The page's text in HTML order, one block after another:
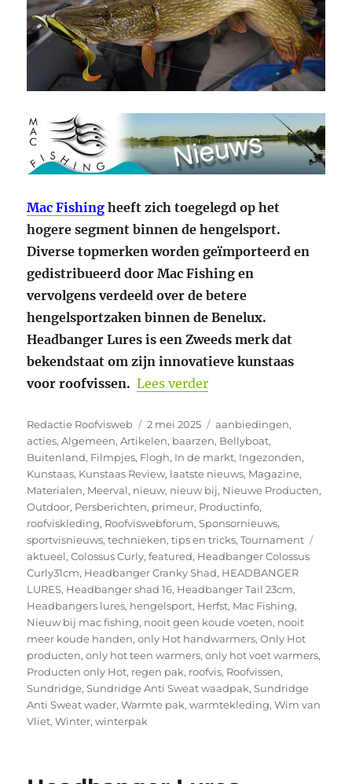
Mac Fishing heeft zich toegelegd op het
hogere segment binnen de hengelsport.
Diverse topmerken worden geïmporteerd en
gedistribueerd door Mac Fishing en
vervolgens verdeeld over de betere
hengelsportzaken binnen de Benelux.
Headbanger Lures is een Zweeds merk dat
bekendstaat om zijn innovatieve kunstaas
voor roofvissen. Lees verder“Headbanger Lures
Auteur
Redactie Roofvisweb
Geplaatst
op
2 mei 2025 Categorieën
aanbiedingen,
acties,Algemeen,Artikelen, baarzen, Bellyboat,
Buitenland, Filmpjes, Flogh, In de markt, Ingezonden,
Kunstaas, Kunstaas Review, laatste nieuws, Magazine,
Materialen, Meerval, nieuw, nieuw bij, Nieuwe Producten,
Outdoor, Persberichten, primeur, Productinfo,
roofviskleding, Roofviswebforum,Sponsornieuws,
sportvisnieuws,technieken,tips en tricks,Tournament
aktueel,Colossus Curly,featured, Headbanger Colossus
Curly31cm, Headbanger Cranky Shad, HEADBANGER
LURES, Headbanger shad 16, Headbanger Tail 23cm,
Headbangers lures, hengelsport, Herfst, Mac Fishing,
Nieuw bij mac fishing, nooit geen koude voeten, nooit
meer koude handen,only Hot handwarmers,Only Hot
producten,only hot teen warmers,only hot voet warmers,
Producten only Hot, regen pak, roofvis, Roofvissen,
Sundridge,Sundridge Anti Sweat waadpak,Sundridge
Anti Sweat wader,Warmte pak,warmtekleding,Wim van
Vliet,Winter,winterpak